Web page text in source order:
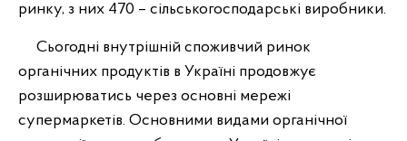
ринку, з них 470 – сільськогосподарські виробники.
Сьогодні внутрішній споживчий ринок
органічних продуктів в Україні продовжує
розширюватись через основні мережі
супермаркетів. Основними видами органічної